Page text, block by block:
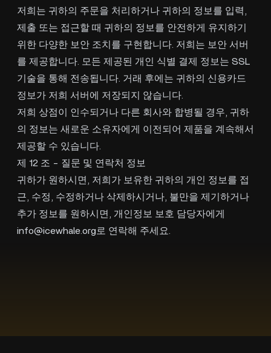
저희는 귀하의 주문을 처리하거나 귀하의 정보를 입력,
제출 또는 접근할 때 귀하의 정보를 안전하게 유지하기
위한 다양한 보안 조치를 구현합니다. 저희는 보안 서버
를 제공합니다. 모든 제공된 개인 식별 결제 정보는 SSL
기술을 통해 전송됩니다. 거래 후에는 귀하의 신용카드
정보가 저희 서버에 저장되지 않습니다.
저희 상점이 인수되거나 다른 회사와 합병될 경우, 귀하
의 정보는 새로운 소유자에게 이전되어 제품을 계속해서
제공할 수 있습니다.
제 12 조 - 질문 및 연락처 정보
귀하가 원하시면, 저희가 보유한 귀하의 개인 정보를 접
근, 수정, 수정하거나 삭제하시거나, 불만을 제기하거나
추가 정보를 원하시면, 개인정보 보호 담당자에게
info@icewhale.org 로 연락해 주세요.